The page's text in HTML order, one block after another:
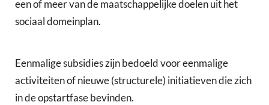
een of meer van de maatschappelijke doelen uit het
sociaal domeinplan.
Eenmalige subsidies zijn bedoeld voor eenmalige
activiteiten of nieuwe (structurele) initiatieven die zich
in de opstartfase bevinden.